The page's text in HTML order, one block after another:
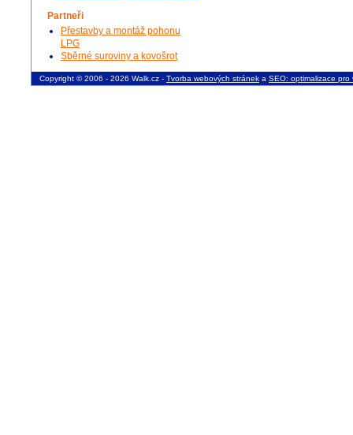
Partneři
Přestavby a montáž pohonu
LPG
Sběrné suroviny a kovošrot
Copyright © 2006 - 2026 Walk.cz - Tvorba webových stránek a SEO: optimalizace pro